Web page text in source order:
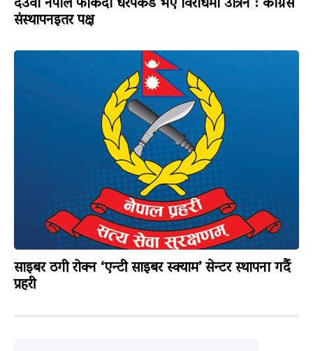
संस्थापनइतर पक्ष
साइबर ठगी रोक्न ‘एन्टी साइबर स्क्याम’ सेन्टर स्थापना गर्दै
प्रहरी